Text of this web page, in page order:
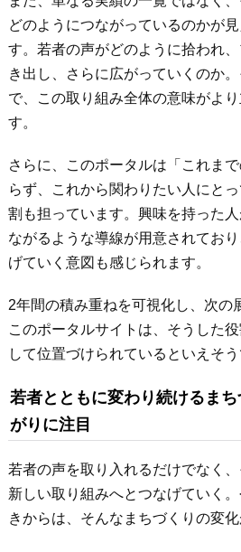
どのようにつながっているのかが
す。若者の声がどのように拾われ
き出し、さらに広がっていくのか
で、この取り組み全体の意味がよ
す。
さらに、このポータルは「これま
らず、これから関わりたい人にと
割も担っています。興味を持った
ながるような導線が用意されてお
げていく意図も感じられます。
2年間の積み重ねを可視化し、次の
このポータルサイトは、そうした
して位置づけられているといえそう
若者とともに変わり続けるま
がりに注目
若者の声を取り入れるだけでなく
新しい取り組みへとつなげていく
きからは、そんなまちづくりの変化